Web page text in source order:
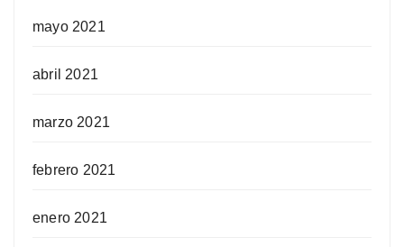
mayo 2021
abril 2021
marzo 2021
febrero 2021
enero 2021